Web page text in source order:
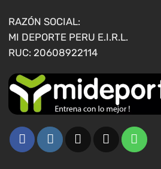
página
de
producto
RAZÓN SOCIAL:
MI DEPORTE PERU E.I.R.L.
RUC: 20608922114